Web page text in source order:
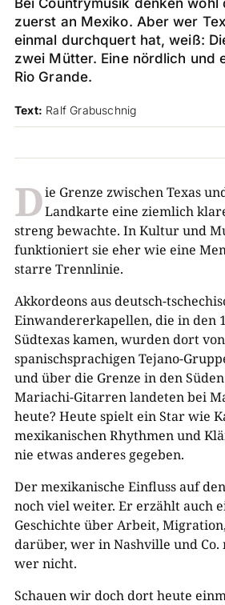
Bei Countrymusik denken wohl
zuerst an Mexiko. Aber wer
einmal durchquert hat, weiß:
zwei Mütter. Eine nördlich und
Rio Grande.
Text: Ralf Grabuschnig
Die Grenze zwischen Texas
Landkarte eine ziemlich
streng bewachte. In Kultur und
funktioniert sie eher wie eine
starre Trennlinie.
Akkordeons aus deutsch-
Einwandererkapellen, die in den
Südtexas kamen, wurden dort von
spanischsprachigen Tejano-
und über die Grenze in den
Mariachi-Gitarren landeten bei
heute? Heute spielt ein Star wie
mexikanischen Rhythmen und
nie etwas anderes gegeben.
Der mexikanische Einfluss auf
noch viel weiter. Er erzählt auch
Geschichte über Arbeit,
darüber, wer in Nashville und
wer nicht.
Schauen wir doch dort heute